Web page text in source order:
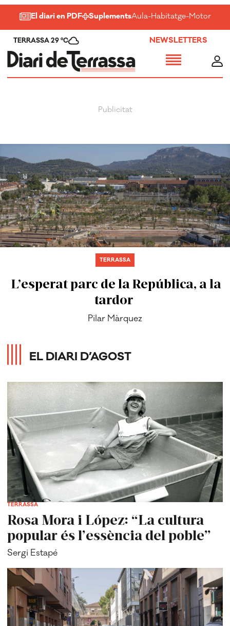
El diari en PDF SuplementsAula-Habitatge-Motor-
TERRASSA 29 ºC NEWSLETTERS
TERRASSA
L’esperat parc de la República, a la
tardor
Pilar Màrquez
EL DIARI D’AGOST
TERRASSA
Rosa Mora i López: “La cultura
popular és l’essència del poble”
Sergi Estapé